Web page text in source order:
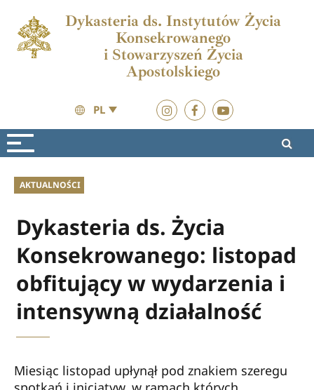
Dykasteria ds. Instytutów Życia
Konsekrowanego
i Stowarzyszeń Życia
Apostolskiego
PL
Aktualności
AKTUALNOŚCI
Dykasteria ds. Życia
Konsekrowanego: listopad
obfitujący w wydarzenia i
intensywną działalność
Miesiąc listopad upłynął pod znakiem szeregu